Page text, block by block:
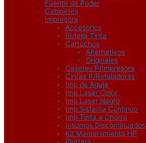
Fuente de Poder
Gabinetes
Impresora
Accesorios
Botella Tinta
Cartuchos
Alternativos
Originales
Casetes P/Impresora
Cintas P/Rotuladoras
Imp de Aguja
Imp Laser Color
Imp Laser Negro
Imp Sistema Continuo
Imp Tinta a Chorro
Insumos Discontinuados
Kit Mantenimiento HP